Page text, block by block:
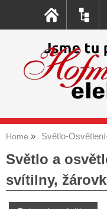
Home Světlo-
Světlo a
svítilny,